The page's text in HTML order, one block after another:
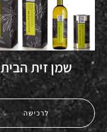
שמן זית הבית
לרכישה